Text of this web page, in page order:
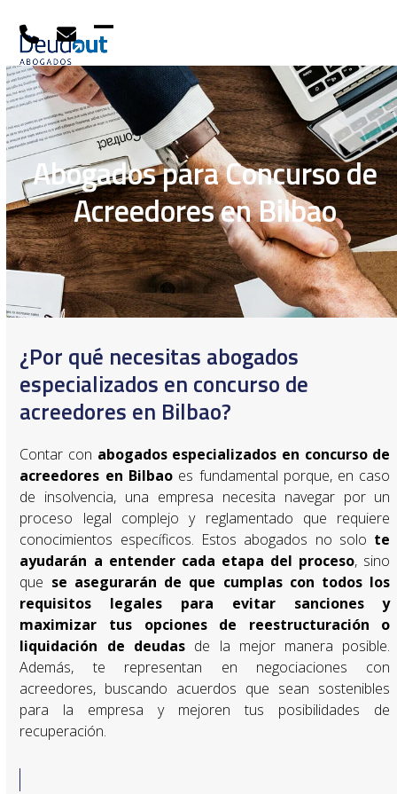
content
Open
mobile
menu
Close
mobile
menu
Abogados para Concurso de
Acreedores en Bilbao
¿Por qué necesitas abogados
especializados en concurso de
acreedores en Bilbao?
Contar con abogados especializados en concurso de
acreedores en Bilbaoes fundamental porque, en caso
de insolvencia, una empresa necesita navegar por un
proceso legal complejo y reglamentado que requiere
conocimientos específicos. Estos abogados no solo te
ayudarán a entender cada etapa del proceso, sino
que se asegurarán de que cumplas con todos los
requisitos legales para evitar sanciones y
maximizar tus opciones de reestructuración o
liquidación de deudasde la mejor manera posible.
Además, te representan en negociaciones con
acreedores, buscando acuerdos que sean sostenibles
para la empresa y mejoren tus posibilidades de
recuperación.